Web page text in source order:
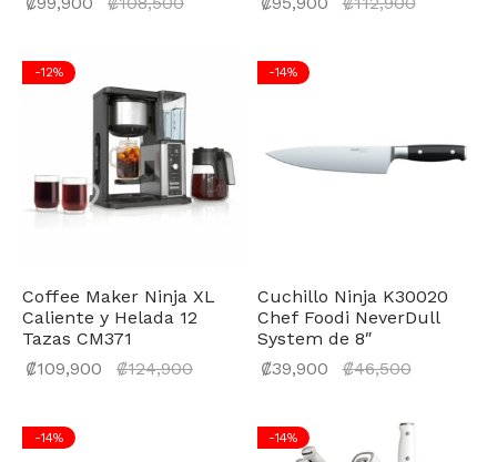
-12%
Coffee Maker Ninja XL
Caliente y Helada 12
Tazas CM371
₡109,900 ₡124,900
El precio
₡109,900.
-14%
Cuchillo Ninja K30020
Chef Foodi NeverDull
System de 8″
₡39,900 ₡46,500
-14% -14%